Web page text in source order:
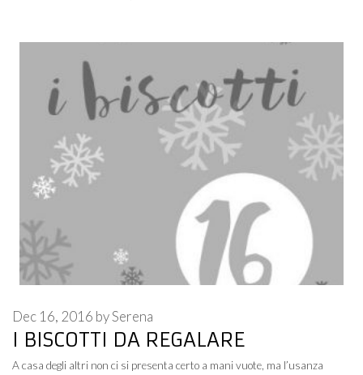
I BISCOTTI DA REGALARE
Dec 16, 2016 bySerena
A casa degli altri non ci si presenta certo a mani vuote, ma l’usanza